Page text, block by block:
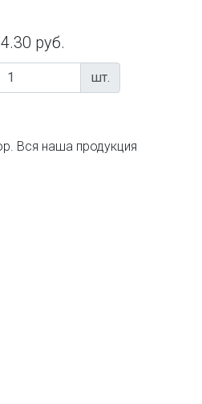
4.30 руб.
шт.
Вся наша продукция